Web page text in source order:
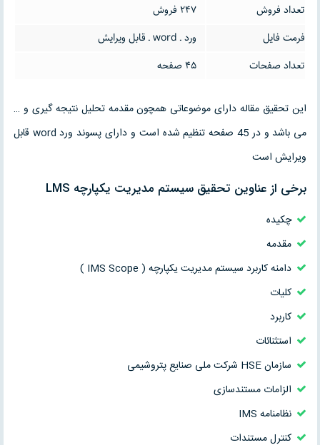
تعداد فروش
247 فروش
فرمت فایل
ورد ـ word ـ قابل ویرایش
تعداد صفحات
45 صفحه
این تحقیق مقاله دارای موضوعاتی همچون مقدمه تحلیل نتیجه گیری و …
می باشد و در 45 صفحه تنظیم شده است و دارای پسوند ورد word قابل
ویرایش است
برخی از عناوین تحقیق سیستم مدیریت یکپارچه LMS
چکیده
مقدمه
دامنه کاربرد سیستم مدیریت یکپارچه ( IMS Scope )
کلیات
کاربرد
استثنائات
سازمان HSE شرکت ملی صنایع پتروشیمی
الزامات مستندسازی
نظامنامه IMS
کنترل مستندات